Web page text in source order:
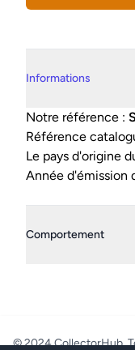
Informations
Notre référence :
Référence
Le pays d'origine
Année d'émission
Comportement
© 2024 CollectorHub.